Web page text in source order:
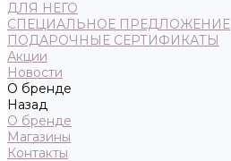
ДЛЯ НЕГО
СПЕЦИАЛЬНОЕ ПРЕДЛОЖЕНИЕ
ПОДАРОЧНЫЕ СЕРТИФИКАТЫ
Акции
Новости
О бренде
Назад
О бренде
Магазины
Контакты